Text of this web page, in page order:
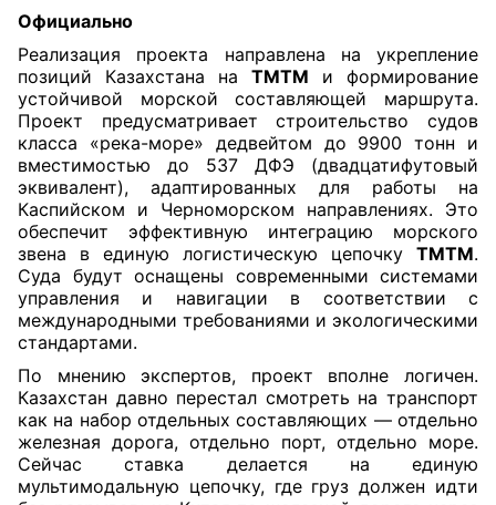
Официально
Реализация проекта направлена на укрепление
позиций Казахстана на ТМТМ и формирование
устойчивой морской составляющей маршрута.
Проект предусматривает строительство судов
класса «река-море» дедвейтом до 9900 тонн и
вместимостью до 537 ДФЭ (двадцатифутовый
эквивалент), адаптированных для работы на
Каспийском и Черноморском направлениях. Это
обеспечит эффективную интеграцию морского
звена в единую логистическую цепочку ТМТМ.
Суда будут оснащены современными системами
управления и навигации в соответствии с
международными требованиями и экологическими
стандартами.
По мнению экспертов, проект вполне логичен.
Казахстан давно перестал смотреть на транспорт
как на набор отдельных составляющих — отдельно
железная дорога, отдельно порт, отдельно море.
Сейчас ставка делается на единую
мультимодальную цепочку, где груз должен идти